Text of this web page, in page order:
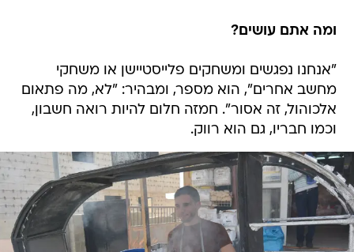
ומה אתם עושים?
"אנחנו נפגשים ומשחקים פלייסטיישן או משחקי
מחשב אחרים", הוא מספר, ומבהיר: "לא, מה פתאום
אלכוהול, זה אסור". חמזה חלום להיות רואה חשבון,
וכמו חבריו, גם הוא רווק.